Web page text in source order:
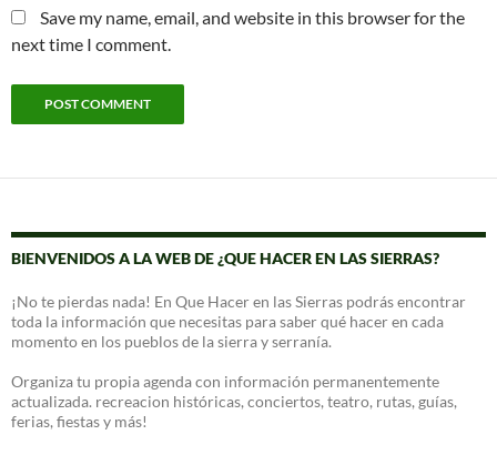
Save my name, email, and website in this browser for the
next time I comment.
BIENVENIDOS A LA WEB DE ¿QUE HACER EN LAS SIERRAS?
¡No te pierdas nada! En Que Hacer en las Sierras podrás encontrar
toda la información que necesitas para saber qué hacer en cada
momento en los pueblos de la sierra y serranía.
Organiza tu propia agenda con información permanentemente
actualizada. recreacion históricas, conciertos, teatro, rutas, guías,
ferias, fiestas y más!